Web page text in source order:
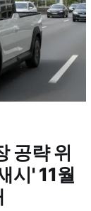
공략 위
시' 11월